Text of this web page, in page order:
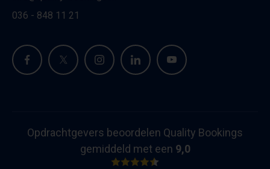
036 - 848 11 21
Opdrachtgevers beoordelen Quality Bookings
gemiddeld met een 9,0